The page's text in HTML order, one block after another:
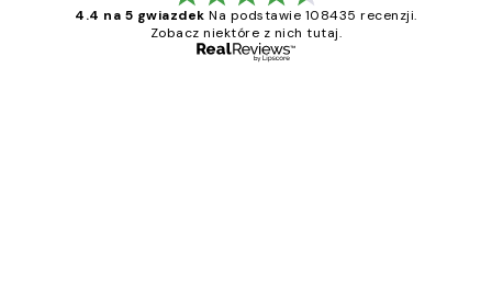
4.4 na 5 gwiazdek Na podstawie 108435 recenzji.
Zobacz niektóre z nich tutaj.